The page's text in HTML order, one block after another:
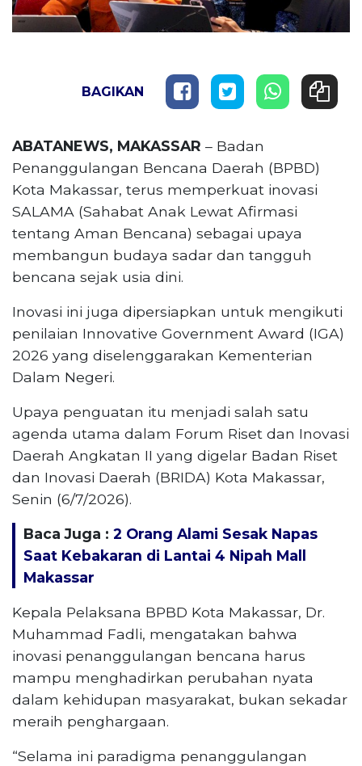
BAGIKAN
ABATANEWS, MAKASSAR – Badan
Penanggulangan Bencana Daerah (BPBD)
Kota Makassar, terus memperkuat inovasi
SALAMA (Sahabat Anak Lewat Afirmasi
tentang Aman Bencana) sebagai upaya
membangun budaya sadar dan tangguh
bencana sejak usia dini.
Inovasi ini juga dipersiapkan untuk mengikuti
penilaian Innovative Government Award (IGA)
2026 yang diselenggarakan Kementerian
Dalam Negeri.
Upaya penguatan itu menjadi salah satu
agenda utama dalam Forum Riset dan Inovasi
Daerah Angkatan II yang digelar Badan Riset
dan Inovasi Daerah (BRIDA) Kota Makassar,
Senin (6/7/2026).
Baca Juga : 2 Orang Alami Sesak Napas
Saat Kebakaran di Lantai 4 Nipah Mall
Makassar
Kepala Pelaksana BPBD Kota Makassar, Dr.
Muhammad Fadli, mengatakan bahwa
inovasi penanggulangan bencana harus
mampu menghadirkan perubahan nyata
dalam kehidupan masyarakat, bukan sekadar
meraih penghargaan.
“Selama ini paradigma penanggulangan